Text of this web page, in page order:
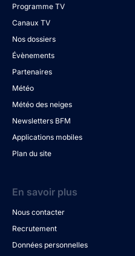
Programme TV
Canaux TV
Nos dossiers
Évènements
Partenaires
Météo
Météo des neiges
Newsletters BFM
Applications mobiles
Plan du site
En savoir plus
Nous contacter
Recrutement
Données personnelles